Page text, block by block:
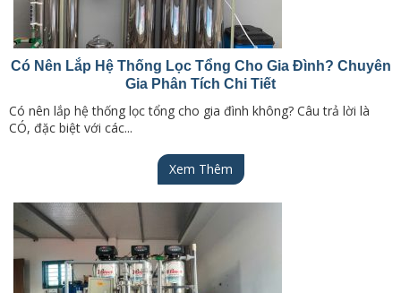
Có Nên Lắp Hệ Thống Lọc Tổng Cho Gia Đình? Chuyên
Gia Phân Tích Chi Tiết
Có nên lắp hệ thống lọc tổng cho gia đình không? Câu trả lời là
CÓ, đặc biệt với các...
Xem Thêm